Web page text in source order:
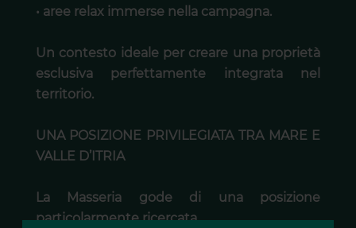
• aree relax immerse nella campagna.
Un contesto ideale per creare una proprietà
esclusiva perfettamente integrata nel
territorio.
UNA POSIZIONE PRIVILEGIATA TRA MARE E
VALLE D’ITRIA
La Masseria gode di una posizione
particolarmente ricercata.